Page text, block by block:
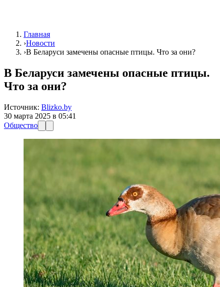
Главная
›Новости
›В Беларуси замечены опасные птицы. Что за они?
В Беларуси замечены опасные птицы.
Что за они?
Источник: Blizko.by
30 марта 2025 в 05:41
Общество